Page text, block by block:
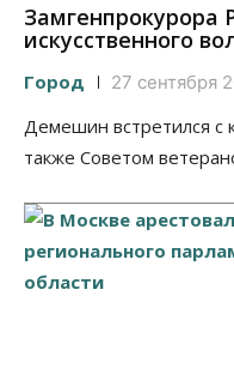
Замгенпрокурора
искусственного
Город 27 сентября
Демешин встретился с
также Советом